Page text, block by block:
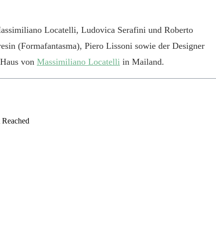
Locatelli, Ludovica Serafini und Roberto
(Formafantasma), Piero Lissoni sowie der Designer
von Massimiliano Locatelli in Mailand.